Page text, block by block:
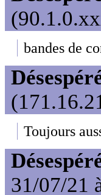
bandes de
Toujours
31/07/21